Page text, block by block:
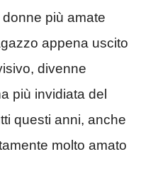
più amate
appena uscito
divenne
più invidiata del
questi anni, anche
molto amato